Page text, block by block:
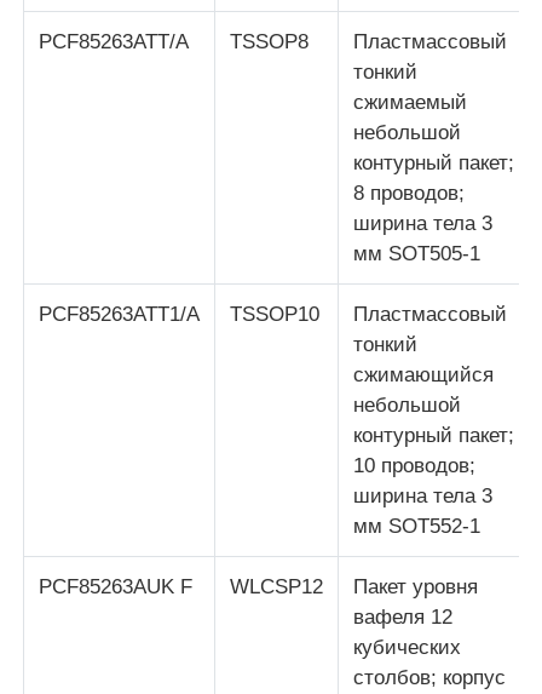
PCF85263ATT/A TSSOP8
Пластмассовый
тонкий
сжимаемый
небольшой
контурный пакет;
8 проводов;
ширина тела 3
мм SOT505-1
PCF85263ATT1/A TSSOP10
Пластмассовый
тонкий
сжимающийся
небольшой
контурный пакет;
10 проводов;
ширина тела 3
мм SOT552-1
PCF85263AUK F WLCSP12
Пакет уровня
вафеля 12
кубических
столбов; корпус